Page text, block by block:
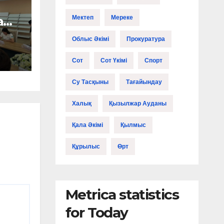
Мектеп Мереке
Облыс Әкімі Прокуратура
Сот Сот Үкімі Спорт
Су Тасқыны Тағайындау
Халық Қызылжар Ауданы
Қала Әкімі Қылмыс
Құрылыс Өрт
Metrica statistics
for Today